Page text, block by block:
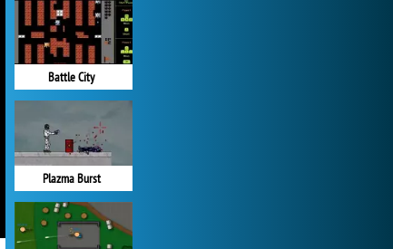
Battle City
Plazma Burst